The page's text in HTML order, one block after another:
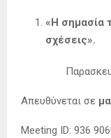
«Η σημασία
σχέσεις».
Παρασκευή
Απευθύνεται σε
Meeting ID: 936